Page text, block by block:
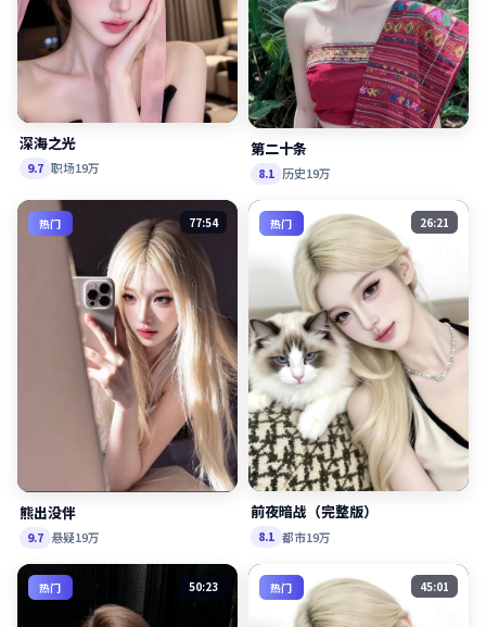
深海之光
9.7 职场19万
第二十条
8.1 历史19万
热门 77:54
熊出没伴
9.7 悬疑19万
热门 26:21
前夜暗战（完整版）
8.1 都市19万
热门 50:23 热门 45:01